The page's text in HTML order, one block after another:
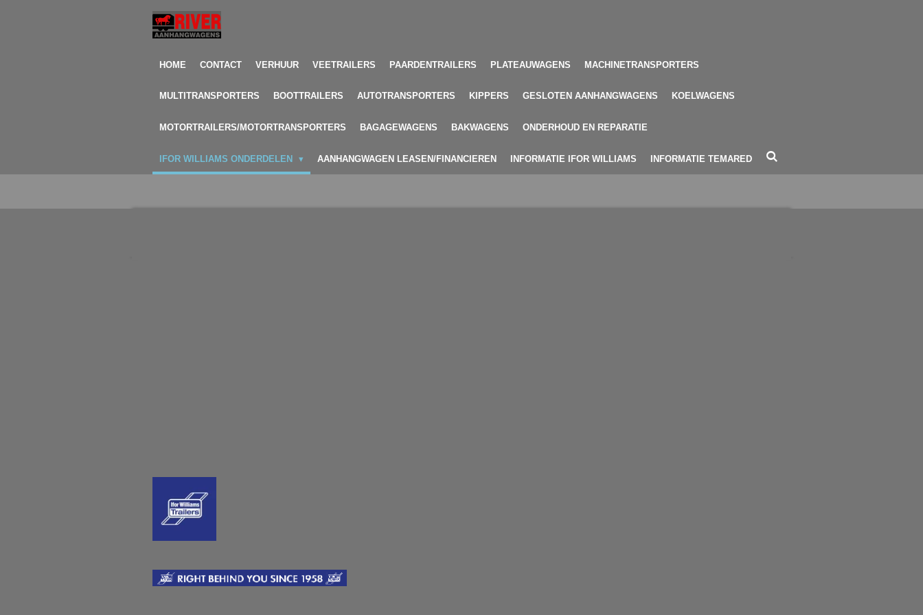
HOME CONTACT VERHUUR VEETRAILERS PAARDENTRAILERS PLATEAUWAGENS MACHINETRANSPORTERS
MULTITRANSPORTERS BOOTTRAILERS AUTOTRANSPORTERS KIPPERS GESLOTEN AANHANGWAGENS KOELWAGENS
MOTORTRAILERS/MOTORTRANSPORTERS BAGAGEWAGENS BAKWAGENS ONDERHOUD EN REPARATIE
IFOR WILLIAMS ONDERDELEN AANHANGWAGEN LEASEN/FINANCIEREN INFORMATIE IFOR WILLIAMS INFORMATIE TEMARED